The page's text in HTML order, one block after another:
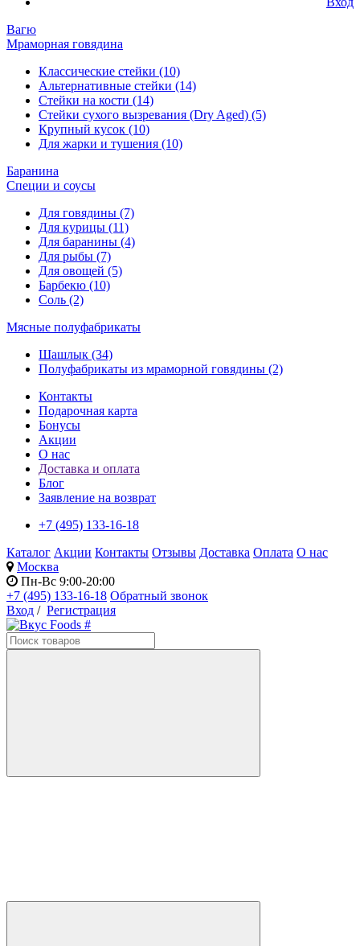
Вагю
Мраморная говядина
Классические стейки (10)
Альтернативные стейки (14)
Стейки на кости (14)
Стейки сухого вызревания (Dry Aged) (5)
Крупный кусок (10)
Для жарки и тушения (10)
Баранина
Специи и соусы
Для говядины (7)
Для курицы (11)
Для баранины (4)
Для рыбы (7)
Для овощей (5)
Барбекю (10)
Соль (2)
Мясные полуфабрикаты
Шашлык (34)
Полуфабрикаты из мраморной говядины (2)
Контакты
Подарочная карта
Бонусы
Акции
О нас
Доставка и оплата
Блог
Заявление на возврат
+7 (495) 133-16-18
Каталог Акции Контакты Отзывы Доставка Оплата О нас
Москва
Пн-Вс 9:00-20:00
+7 (495) 133-16-18 Обратный звонок
Вход / Регистрация